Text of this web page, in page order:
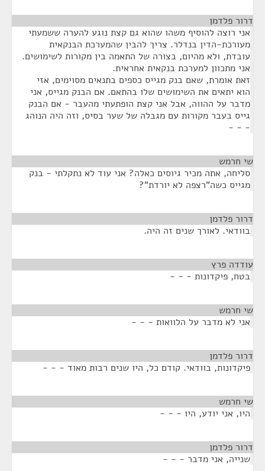
דרור פלדמן
אני רוצה להוסיף משהו שהוא גם קצת נוגע להערה ששמעתי
מעורכת-הדין בנדלר. צריך להבין שהמערכת הבנקאית
עובדת, ולא מהיום, בצורה של התאמה בין מקורות לשימושים.
אני מתכוון למערכת בנקאית אחראית.
זאת אומרת, שאם בנק מגייס כספים בתנאים מסוימים, אזי
הוא יתאים את השימושים שלו בהתאם. אם הבנק מגייס, אני
מדבר על ההווה, אבל אני קצת הופתעתי מהעבר - אם הבנק
גייס בעבר מקורות עם מגבלה של שער בסיס, וזה היה הנוהג
- - -
שי חרמש
סליחה, אתה מכיר גיוסים כאלה? אני עוד לא נתקלתי - בנק
מגייס כשה"רצפה לא יורדת"?
דרור פלדמן
בוודאי. לאורך שנים זה היה.
עודדה פרץ
בטח, פיקדונות - - -
שי חרמש
אני לא מדבר על הלוואות - - -
דרור פלדמן
פיקדונות, בוודאי. קודם כל, היו שנים רבות מאוד - - -
שי חרמש
היו, אני יודע, היו - - -
דרור פלדמן
שנייה, אני מדבר - - -